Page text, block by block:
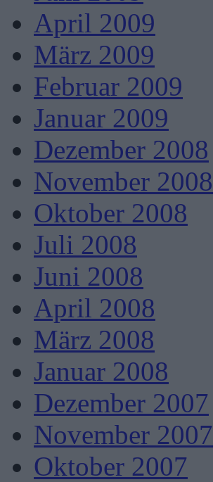
April 2009
März 2009
Februar 2009
Januar 2009
Dezember 2008
November 2008
Oktober 2008
Juli 2008
Juni 2008
April 2008
März 2008
Januar 2008
Dezember 2007
November 2007
Oktober 2007